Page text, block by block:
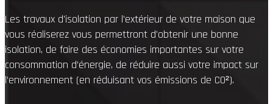
Les travaux d'isolation par l’extérieur de votre maison que
vous réaliserez vous permettront d'obtenir une bonne
isolation, de faire des économies importantes sur votre
consommation d’énergie, de réduire aussi votre impact sur
l’environnement (en réduisant vos émissions de CO²).